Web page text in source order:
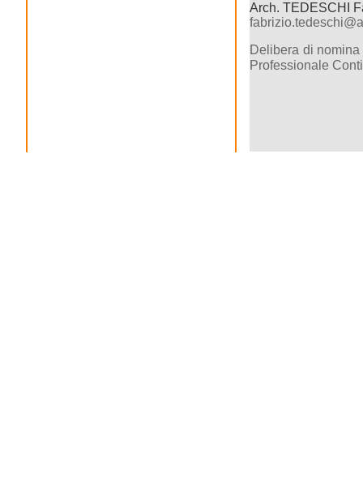
Arch. TEDESCHI
Delibera di
Professionale